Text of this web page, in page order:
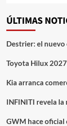
ÚLTIMAS
Destrier: el
Toyota Hilux
Kia arranca
INFINITI revela
GWM hace oficial